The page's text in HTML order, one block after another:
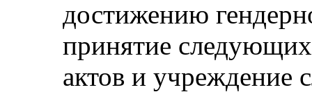
достижению
принятие
актов и учреждение